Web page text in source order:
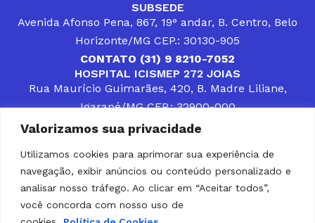
Valorizamos sua privacidade
Utilizamos cookies para aprimorar sua experiência de
navegação, exibir anúncios ou conteúdo personalizado e
analisar nosso tráfego. Ao clicar em “Aceitar todos”,
você concorda com nosso uso de
SUBSEDE
Avenida Afonso Pena, 867, 19° andar, B. Centro, Belo
Horizonte/MG CEP.: 30130-905
CONTATO (31) 9 8210-7052
HOSPITAL ICISMEP 272 JOIAS
Rua Maurício Guimarães, 420, B. Madre Liliane,
Igarapé/MG CEP.: 32900-000
CONTATOS (31) 3512-4400 ou (31) 9 8309-8660
DESENVOLVER SOLUÇÕES, AÇÕES E SERVIÇOS
PÚBLICOS QUE COMPLEMENTEM A ASSISTÊNCIA À
POPULAÇÃO DA REGIÃO EM QUE ATUA, SENDO
PARCEIRO DOS MUNICÍPIOS CONSORCIADOS NA
SOLUÇÃO DE DIFICULDADES ENFRENTADAS POR
GESTORES MUNICIPAIS, É O COMPROMISSO DO
ICISMEP.